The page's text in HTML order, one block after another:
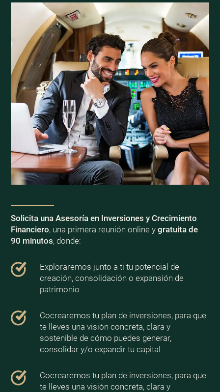
Solicita una Asesoría en Inversiones y Crecimiento
Financiero, una primera reunión online y gratuita de
90 minutos, donde:
Exploraremos junto a ti tu potencial de
creación, consolidación o expansión de
patrimonio
Cocrearemos tu plan de inversiones, para que
te lleves una visión concreta, clara y
sostenible de cómo puedes generar,
consolidar y/o expandir tu capital
Cocrearemos tu plan de inversiones, para que
te lleves una visión concreta, clara y